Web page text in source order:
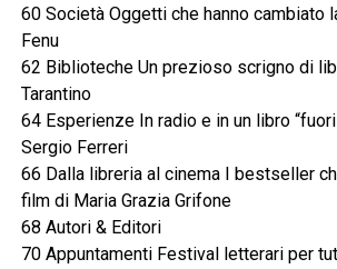
60 Società Oggetti che hanno cambiato
Fenu
62 Biblioteche Un prezioso scrigno di
Tarantino
64 Esperienze In radio e in un libro
Sergio Ferreri
66 Dalla libreria al cinema I bestseller
film di Maria Grazia Grifone
68 Autori & Editori
70 Appuntamenti Festival letterari per